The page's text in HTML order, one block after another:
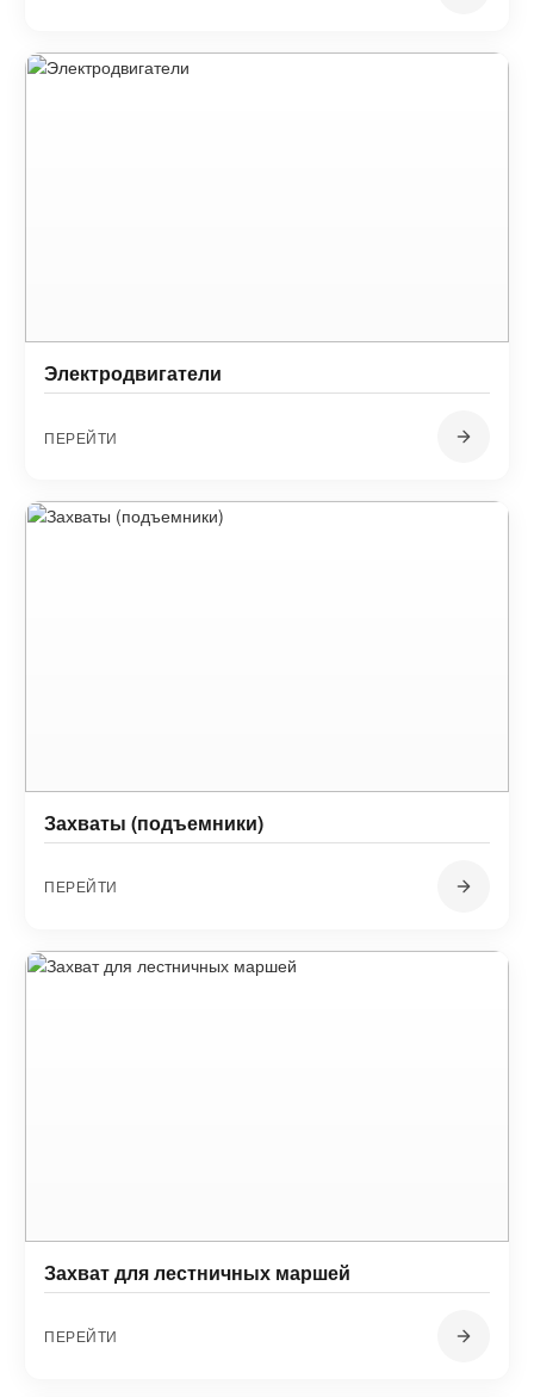
Электродвигатели
ПЕРЕЙТИ
Захваты (подъемники)
ПЕРЕЙТИ
Захват для лестничных маршей
ПЕРЕЙТИ